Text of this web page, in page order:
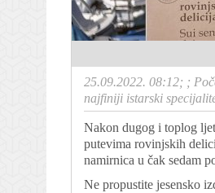
25.09.2022. 08:12; ;
najfiniji istarski
Nakon dugog i toplog
putevima rovinjskih
namirnica u čak sedam
Ne propustite jesensko